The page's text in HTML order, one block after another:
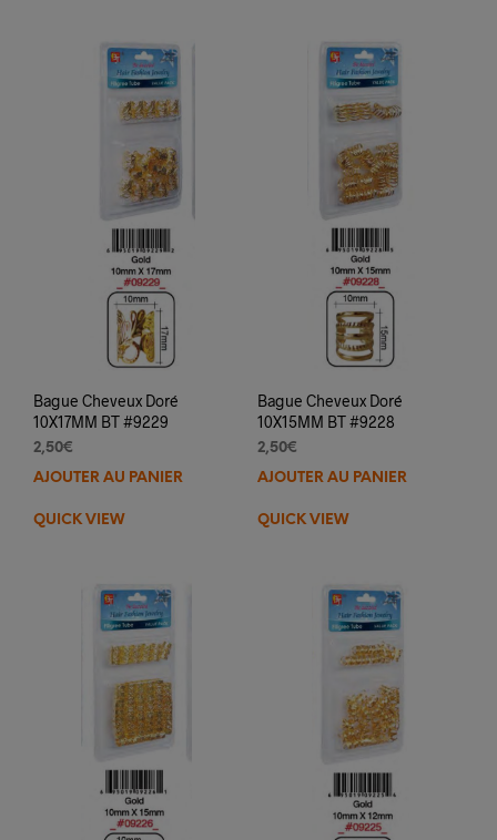
Bague Cheveux Doré
10X17MM BT #9229
2,50€
AJOUTER AU PANIER
QUICK VIEW
Bague Cheveux Doré
10X15MM BT #9228
2,50€
AJOUTER AU PANIER
QUICK VIEW